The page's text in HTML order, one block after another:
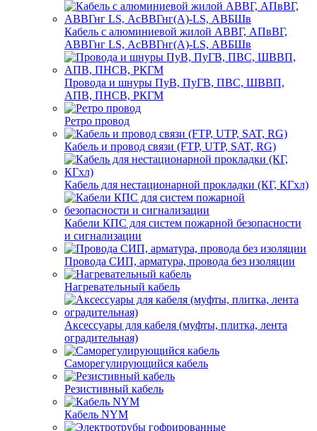
Кабель с алюминиевой жилой АВВГ, АПвВГ,
АВВГнг LS, АсВВГнг(А)-LS, АВБШв
Провода и шнуры ПуВ, ПуГВ, ПВС, ШВВП,
АПВ, ПНСВ, РКГМ
Ретро провод
Кабель и провод связи (FTP, UTP, SAT, RG)
Кабель для нестационарной прокладки (КГ, КГхл)
Кабели КПС для систем пожарной безопасности
и сигнализации
Провода СИП, арматура, провода без изоляции
Нагревательный кабель
Аксессуары для кабеля (муфты, плитка, лента
оградительная)
Саморегулирующийся кабель
Резистивный кабель
Кабель NYM